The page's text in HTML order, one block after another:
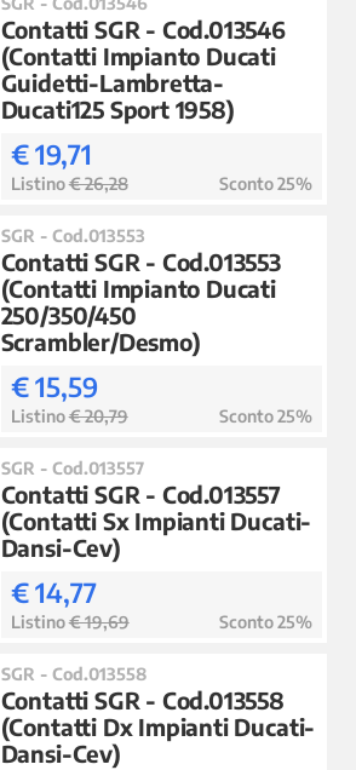
Contatti SGR - Cod.013546
(Contatti Impianto Ducati
Guidetti-Lambretta-
Ducati125 Sport 1958)
€ 19,71
Listino€ 26,28 Sconto 25%
SGR - Cod.013553
Contatti SGR - Cod.013553
(Contatti Impianto Ducati
250/350/450
Scrambler/Desmo)
€ 15,59
Listino€ 20,79 Sconto 25%
SGR - Cod.013557
Contatti SGR - Cod.013557
(Contatti Sx Impianti Ducati-
Dansi-Cev)
€ 14,77
Listino€ 19,69 Sconto 25%
SGR - Cod.013558
Contatti SGR - Cod.013558
(Contatti Dx Impianti Ducati-
Dansi-Cev)